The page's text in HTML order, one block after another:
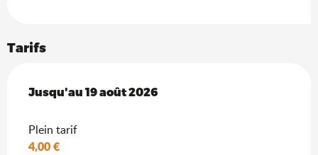
Tarifs
Du29 juillet 2026au19 août 2026
Jusqu'au 19 août 2026
Plein tarif
4,00 €